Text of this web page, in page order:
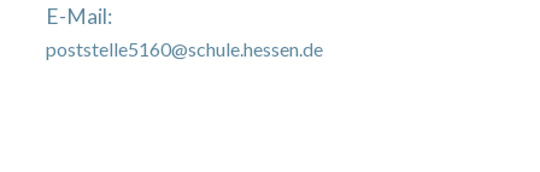
E-Mail:
poststelle5160@schule.hessen.de